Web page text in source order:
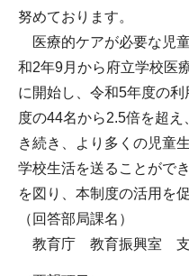
努めております。
医療的ケアが必要な児
和2年9月から府立学校医
に開始し、令和5年度の
度の44名から2.5倍を超え
き続き、より多くの児童
学校生活を送ることがで
を図り、本制度の活用を
（回答部局課名）
教育庁 教育振興室 支